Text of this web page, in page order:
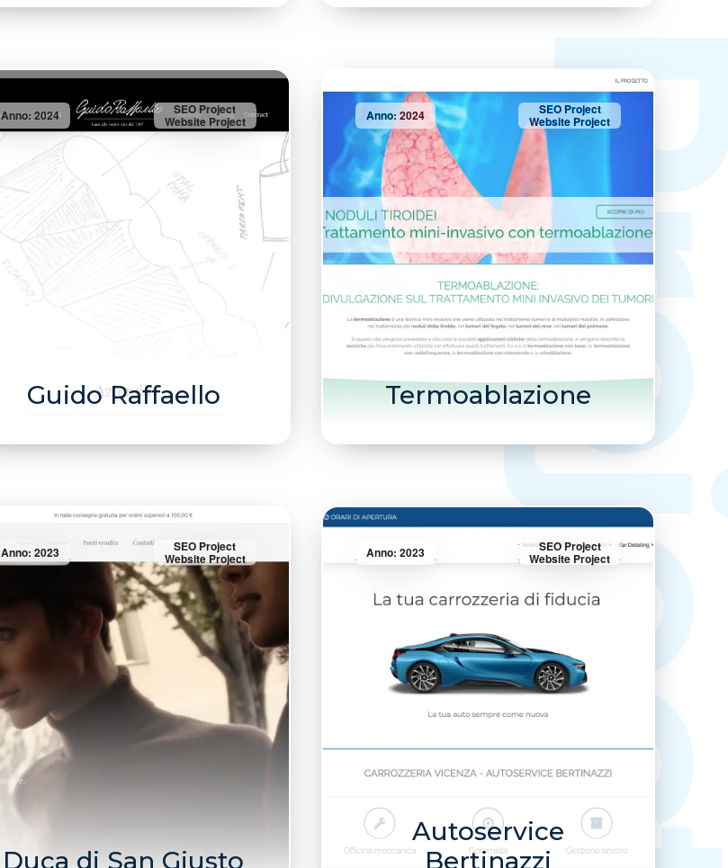
Anno: 2024 SEO Project
Website Project
Guido Raffaello
Anno: 2024 SEO Project
Website Project
Termoablazione
Anno: 2023 SEO Project
Website Project
Duca di San Giusto
Anno: 2023 SEO Project
Website Project
Autoservice
Bertinazzi